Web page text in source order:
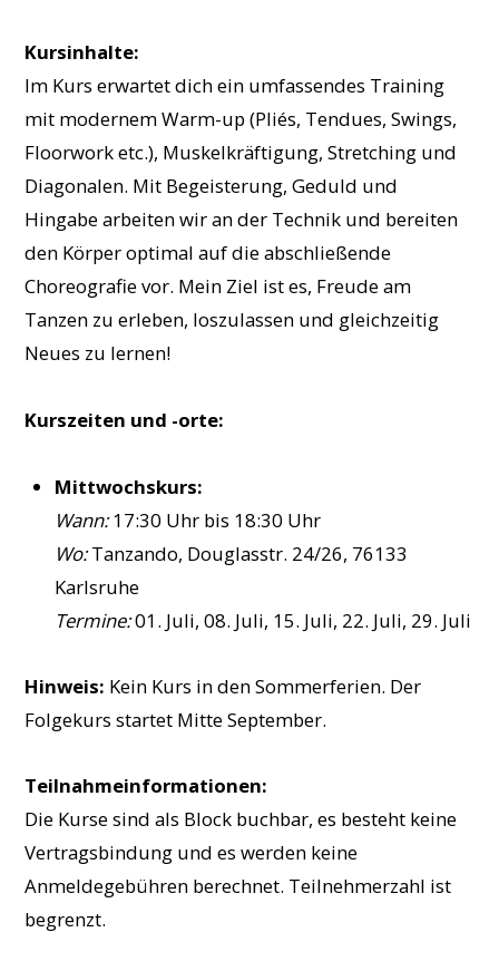
Kursinhalte:
Im Kurs erwartet dich ein umfassendes Training
mit modernem Warm-up (Pliés, Tendues, Swings,
Floorwork etc.), Muskelkräftigung, Stretching und
Diagonalen. Mit Begeisterung, Geduld und
Hingabe arbeiten wir an der Technik und bereiten
den Körper optimal auf die abschließende
Choreografie vor. Mein Ziel ist es, Freude am
Tanzen zu erleben, loszulassen und gleichzeitig
Neues zu lernen!
Kurszeiten und -orte:
Mittwochskurs:
Wann:17:30 Uhr bis 18:30 Uhr
Wo:Tanzando, Douglasstr. 24/26, 76133
Karlsruhe
Termine:01. Juli, 08. Juli, 15. Juli, 22. Juli, 29. Juli
Hinweis: Kein Kurs in den Sommerferien. Der
Folgekurs startet Mitte September.
Teilnahmeinformationen:
Die Kurse sind als Block buchbar, es besteht keine
Vertragsbindung und es werden keine
Anmeldegebühren berechnet. Teilnehmerzahl ist
begrenzt.